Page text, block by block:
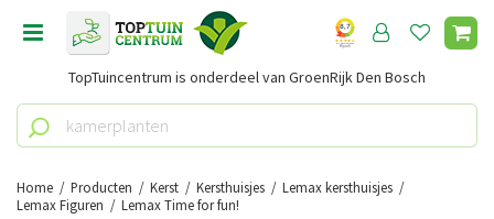
Home Producten Kerst Kersthuisjes
Lemax kersthuisjes
Lemax Figuren
Lemax Time for fun!
TopTuincentrum is onderdeel van GroenRijk Den Bosch